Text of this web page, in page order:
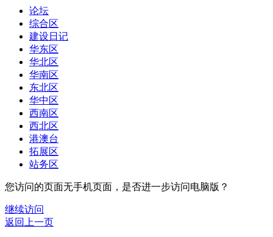
论坛
综合区
建设日记
华东区
华北区
华南区
东北区
华中区
西南区
西北区
港澳台
拓展区
站务区
您访问的页面无手机页面，是否进一步访问电脑版？
继续访问
返回上一页